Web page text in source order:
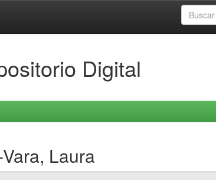
Digital
Laura